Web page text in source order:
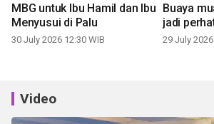
MBG untuk Ibu Hamil dan Ibu
Menyusui di Palu
30 July 2026 12:30 WIB
Buaya
jadi
29 July
Video